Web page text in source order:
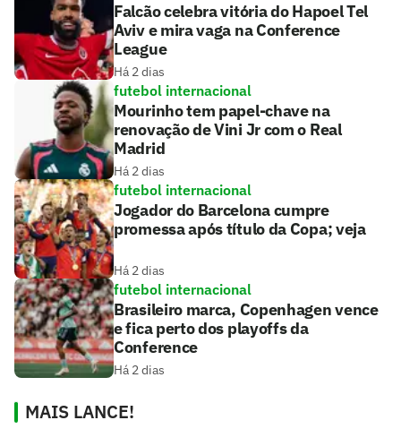
Falcão celebra vitória do Hapoel Tel
Aviv e mira vaga na Conference
League
Há 2 dias
futebol internacional
Mourinho tem papel-chave na
renovação de Vini Jr com o Real
Madrid
Há 2 dias
futebol internacional
Jogador do Barcelona cumpre
promessa após título da Copa; veja
Há 2 dias
futebol internacional
Brasileiro marca, Copenhagen vence
e fica perto dos playoffs da
Conference
Há 2 dias
MAIS LANCE!